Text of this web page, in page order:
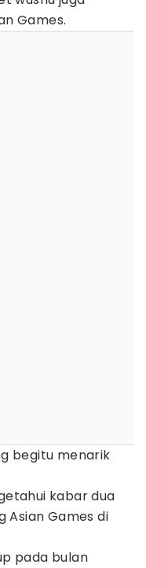
Games.
begitu menarik
kabar dua
Asian Games di
pada bulan